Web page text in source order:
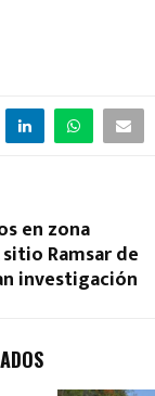
en zona
Ramsar de
investigación